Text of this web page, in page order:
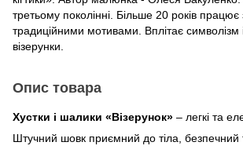
третьому поколінні. Більше 20 років працює
традиційними мотивами. Вплітає символізм
візерунки.
Опис товара
Хустки і шалики «Візерунок» – легкі та
Штучний шовк приємний до тіла, безпечний